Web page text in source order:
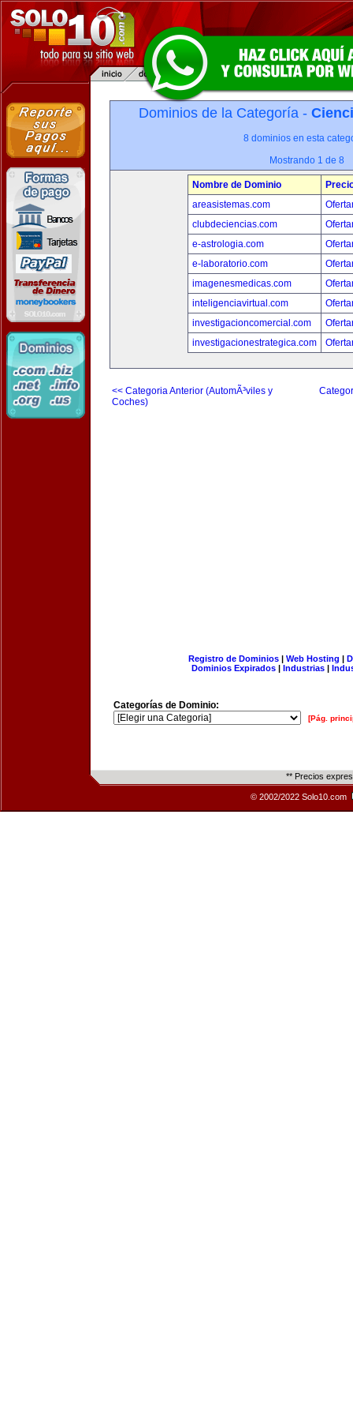
Dominios de la Categoría -
8 dominios en esta
Mostrando 1 de 8
Nombre de Dominio
areasistemas.com
clubdeciencias.com
e-astrologia.com
e-laboratorio.com
imagenesmedicas.com
inteligenciavirtual.com
investigacioncomercial.com
investigacionestrategica.com
<< Categoria Anterior (AutomÃ³viles y
Coches)
Registro de Dominios| Web Hosting |
Dominios Expirados | Industrias |
Categorías de Dominio:
[Pág.
** Precios
© 2002/2022 Solo10.com